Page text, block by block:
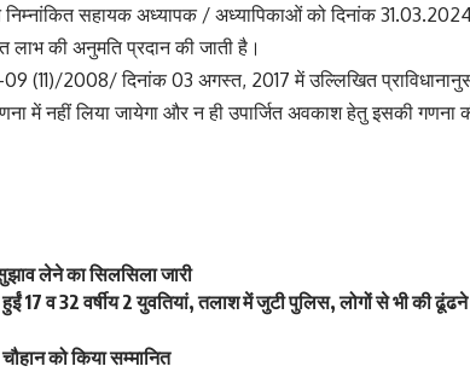
सहायक अध्यापक / अध्यापिकाओं को दिनांक 31.03.2024
की अनुमति प्रदान की जाती है।
2008/ दिनांक 03 अगस्त, 2017 में उल्लिखित
में नहीं लिया जायेगा और न ही उपार्जित अवकाश हेतु इसकी गणना
लेने का सिलसिला जारी
हुईं 17 व 32 वर्षीय 2 युवतियां, तलाश में जुटी पुलिस, लोगों से भी की
को किया सम्मानित